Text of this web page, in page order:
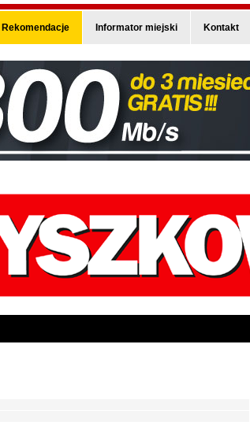
Rekomendacje Informator miejski Kontakt